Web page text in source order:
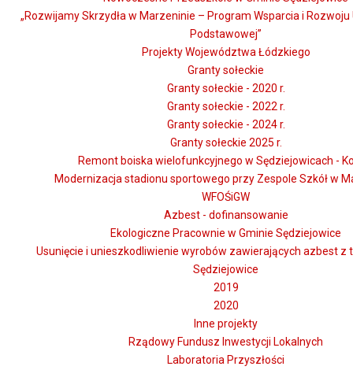
„Rozwijamy Skrzydła w Marzeninie – Program Wsparcia i Rozwoju
Podstawowej”
Projekty Województwa Łódzkiego
Granty sołeckie
Granty sołeckie - 2020 r.
Granty sołeckie - 2022 r.
Granty sołeckie - 2024 r.
Granty sołeckie 2025 r.
Remont boiska wielofunkcyjnego w Sędziejowicach -
Modernizacja stadionu sportowego przy Zespole Szkół w
WFOŚiGW
Azbest - dofinansowanie
Ekologiczne Pracownie w Gminie Sędziejowice
Usunięcie i unieszkodliwienie wyrobów zawierających azbest z
Sędziejowice
2019
2020
Inne projekty
Rządowy Fundusz Inwestycji Lokalnych
Laboratoria Przyszłości